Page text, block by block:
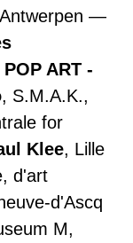
POP ART -
, S.M.A.K.,
for
Klee, Lille
d'art
d'Ascq
M,